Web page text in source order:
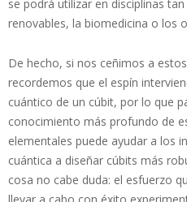
se podrá utilizar en disciplinas
renovables, la biomedicina o los
De hecho, si nos ceñimos a
recordemos que el espín
cuántico de un cúbit, por lo que
conocimiento más profundo de
elementales puede ayudar a los
cuántica a diseñar cúbits más
cosa no cabe duda: el esfuerzo
llevar a cabo con éxito